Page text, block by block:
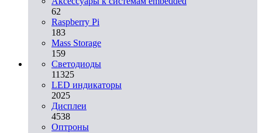
62
Raspberry Pi
183
Mass Storage
159
Светодиоды
11325
LED индикаторы
2025
Дисплеи
4538
Оптроны